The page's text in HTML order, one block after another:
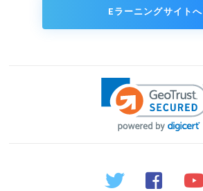
Eラーニングサイトへ